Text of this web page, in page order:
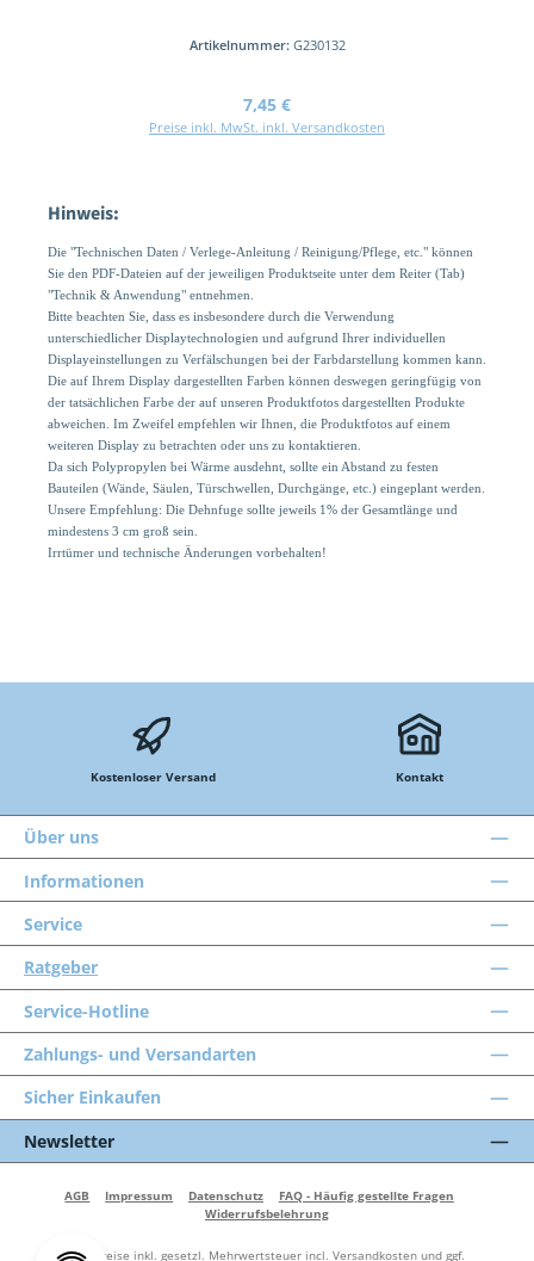
Artikelnummer: G230132
Regulärer Preis:
7,45 €
Preise inkl. MwSt. inkl. Versandkosten
Hinweis:
Die "Technischen Daten / Verlege-Anleitung / Reinigung/Pflege, etc." können
Sie den PDF-Dateien auf der jeweiligen Produktseite unter dem Reiter (Tab)
"Technik & Anwendung" entnehmen.
Bitte beachten Sie, dass es insbesondere durch die Verwendung
unterschiedlicher Displaytechnologien und aufgrund Ihrer individuellen
Displayeinstellungen zu Verfälschungen bei der Farbdarstellung kommen kann.
Die auf Ihrem Display dargestellten Farben können deswegen geringfügig von
der tatsächlichen Farbe der auf unseren Produktfotos dargestellten Produkte
abweichen. Im Zweifel empfehlen wir Ihnen, die Produktfotos auf einem
weiteren Display zu betrachten oder uns zu kontaktieren.
Da sich Polypropylen bei Wärme ausdehnt, sollte ein Abstand zu festen
Bauteilen (Wände, Säulen, Türschwellen, Durchgänge, etc.) eingeplant werden.
Unsere Empfehlung: Die Dehnfuge sollte jeweils 1% der Gesamtlänge und
mindestens 3 cm groß sein.
Irrtümer und technische Änderungen vorbehalten!
Kostenloser Versand Kontakt
Über uns
Informationen
Service
Ratgeber
Service-Hotline
Zahlungs- und Versandarten
Sicher Einkaufen
Newsletter
AGB Impressum Datenschutz
FAQ - Häufig gestellte Fragen
Widerrufsbelehrung
Alle Preise inkl. gesetzl. Mehrwertsteuer incl. Versandkosten und ggf.